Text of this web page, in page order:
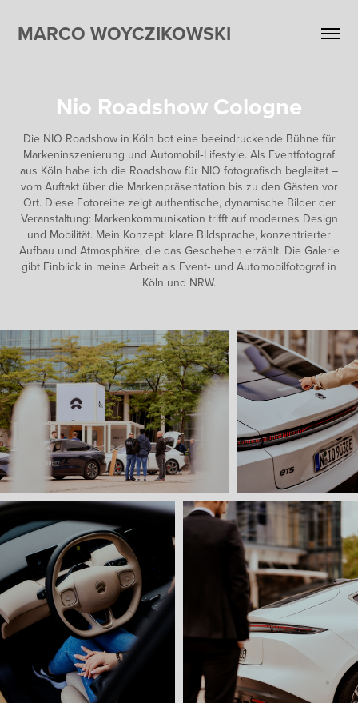
MARCO WOYCZIKOWSKI
Nio Roadshow Cologne
Die NIO Roadshow in Köln bot eine beeindruckende Bühne für
Markeninszenierung und Automobil‑Lifestyle. Als Event­fotograf
aus Köln habe ich die Roadshow für NIO fotografisch begleitet –
vom Auftakt über die Markenpräsentation bis zu den Gästen vor
Ort. Diese Fotoreihe zeigt authentische, dynamische Bilder der
Veranstaltung: Marken­kommunikation trifft auf modernes Design
und Mobilität. Mein Konzept: klare Bildsprache, konzentrierter
Aufbau und Atmosphäre, die das Geschehen erzählt. Die Galerie
gibt Einblick in meine Arbeit als Event‑ und Automobil­fotograf in
Köln und NRW.